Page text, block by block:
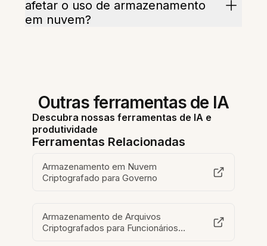
afetar o uso de armazenamento
em nuvem?
Outras ferramentas de IA
Descubra nossas ferramentas de IA e
produtividade
Ferramentas Relacionadas
Armazenamento em Nuvem
Criptografado para Governo
Armazenamento de Arquivos
Criptografados para Funcionários